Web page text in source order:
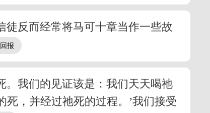
徒反而经常将马可十章当作一些故
。我们的见证该是：我们天天喝祂
，并经过祂死的过程。’我们接受